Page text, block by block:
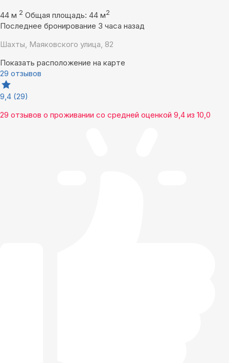
44 м 2 Общая площадь: 44 м2
Последнее бронирование 3 часа назад
Шахты, Маяковского улица, 82
Показать расположение на карте
29 отзывов
9,4 (29)
29 отзывов о проживании со средней оценкой 9,4 из 10,0